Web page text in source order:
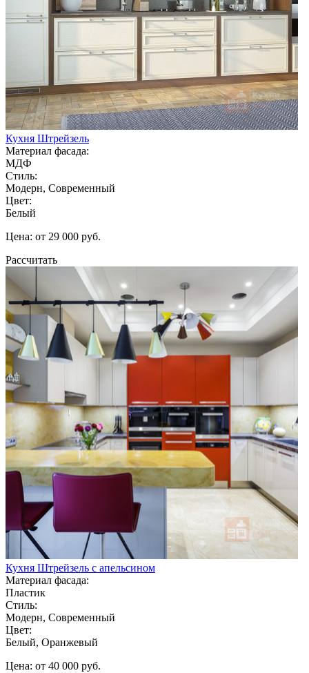
Кухня Штрейзель
Материал фасада:
МДФ
Стиль:
Модерн, Современный
Цвет:
Белый
Цена: от 29 000 руб.
Рассчитать
Кухня Штрейзель с апельсином
Материал фасада:
Пластик
Стиль:
Модерн, Современный
Цвет:
Белый, Оранжевый
Цена: от 40 000 руб.